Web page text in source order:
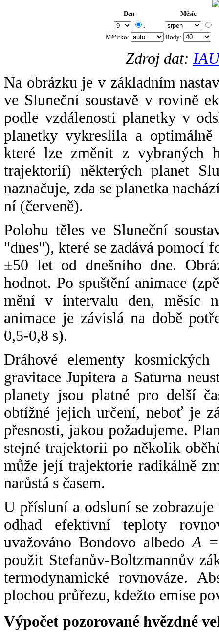
Den Měsíc
.
Měřítko: Body:
Zdroj dat:
Na obrázku je v základním
ve Sluneční soustavě v rovině
podle vzdálenosti planetky v
planetky vykreslila a
které lze změnit z vybraných
trajektorií) některých planet
naznačuje, zda se planetka
ní (červeně).
Polohu těles ve Sluneční
"dnes"), které se zadává pomocí
±50 let od dnešního dne.
hodnot. Po spuštění animace
mění v intervalu den, měsíc
animace je závislá na době
0,5-0,8 s).
Dráhové elementy
gravitace Jupitera a Saturna
planety jsou platné pro delší
obtížné jejich určení, neboť je
přesnosti, jakou požadujeme.
stejné trajektorii po několik
může její trajektorie radikálně
narůstá s časem.
U přísluní a odsluní se
odhad efektivní teploty
uvažováno Bondovo albedoA
použit Stefanův-Boltzmannův
termodynamické rovnováze.
plochou průřezu, kdežto emise
Výpočet pozorované hvězdné